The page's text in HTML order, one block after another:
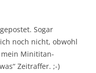
Sogar
noch nicht, obwohl
mein Minititan-
Zeitraffer. ;-)